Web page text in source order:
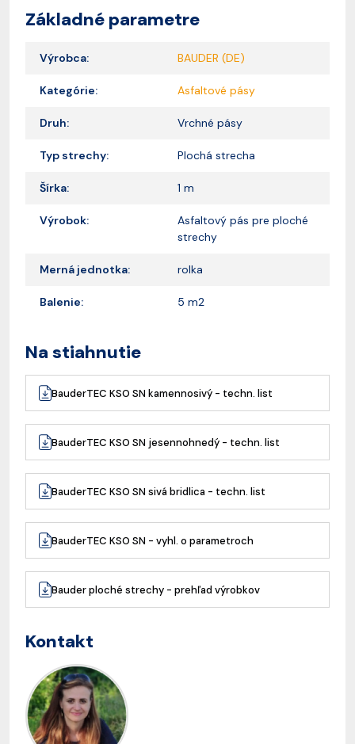
Základné parametre
Výrobca: BAUDER (DE)
Kategórie: Asfaltové pásy
Druh: Vrchné pásy
Typ strechy: Plochá strecha
Šírka: 1 m
Výrobok:
Asfaltový pás pre ploché
strechy
Merná jednotka: rolka
Balenie: 5 m2
Na stiahnutie
BauderTEC KSO SN kamennosivý - techn. list
BauderTEC KSO SN jesennohnedý - techn. list
BauderTEC KSO SN sivá bridlica - techn. list
BauderTEC KSO SN - vyhl. o parametroch
Bauder ploché strechy - prehľad výrobkov
Kontakt